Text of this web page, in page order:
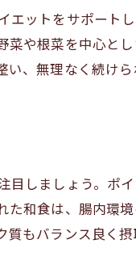
ットをサポートし
や根菜を中心と
、無理なく続けら
しましょう。ポイ
和食は、腸内環
もバランス良く